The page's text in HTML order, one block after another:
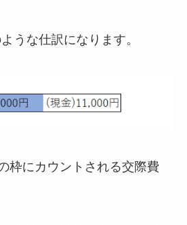
うな仕訳になります。
枠にカウントされる交際費